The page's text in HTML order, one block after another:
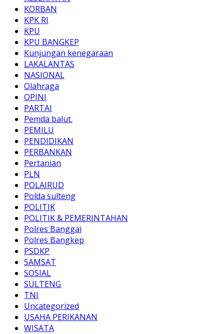
KORBAN
KPK RI
KPU
KPU BANGKEP
Kunjungan kenegaraan
LAKALANTAS
NASIONAL
Olahraga
OPINI
PARTAI
Pemda balut.
PEMILU
PENDIDIKAN
PERBANKAN
Pertanian
PLN
POLAIRUD
Polda sulteng
POLITIK
POLITIK & PEMERINTAHAN
Polres Banggai
Polres Bangkep
PSDKP
SAMSAT
SOSIAL
SULTENG
TNI
Uncategorized
USAHA PERIKANAN
WISATA